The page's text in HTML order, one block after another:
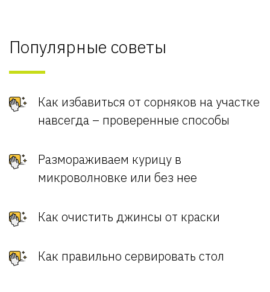
Популярные советы
Как избавиться от сорняков на участке
навсегда – проверенные способы
Размораживаем курицу в
микроволновке или без нее
Как очистить джинсы от краски
Как правильно сервировать стол